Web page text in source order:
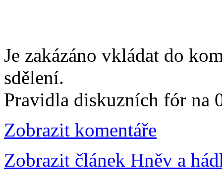
Je zakázáno vkládat do
sdělení.
Pravidla diskuzních fór na
Zobrazit komentáře
Zobrazit článek Hněv a